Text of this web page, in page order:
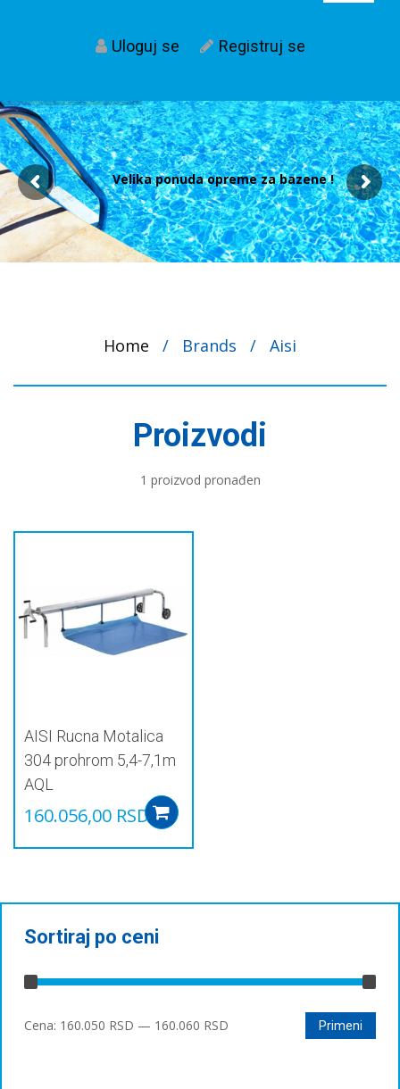
Uloguj se Registruj se
Velika ponuda opreme za bazene !
Home / Brands / Aisi
Proizvodi
1 proizvod pronađen
AISI Rucna Motalica
304 prohrom 5,4-7,1m
AQL
160.056,00 RSD
Sortiraj po ceni
Минимална
Максимална
Primeni
Cena: 160.050 RSD — 160.060 RSD